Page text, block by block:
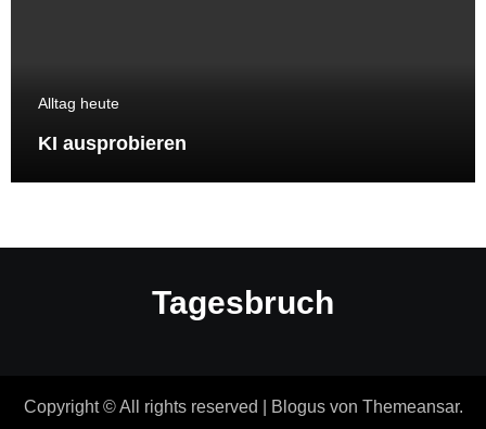
Alltag heute
KI ausprobieren
Tagesbruch
Copyright © All rights reserved Blogusvon Themeansar.